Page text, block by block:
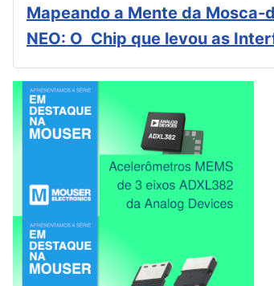
Mapeando a Mente da
NEO: O Chip que levou as